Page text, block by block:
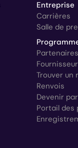
Entreprise
Carrières
Salle de
Trouver un
Renvois
Devenir
Portail des